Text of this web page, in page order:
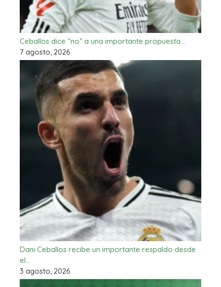
Ceballos dice “no” a una importante propuesta…
7 agosto, 2026
Dani Ceballos recibe un importante respaldo desde
el…
3 agosto, 2026